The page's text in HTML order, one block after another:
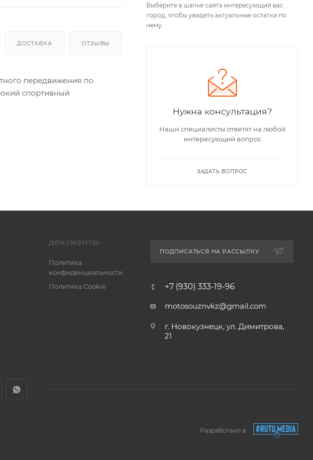
ДОСТАВКА ОТЗЫВЫ
передвижения по
спортивный
Выберите в шапке сайта интересующий вас
город, чтобы увидеть актуальные остатки по
нему.
Нужна консультация?
Наши специалисты ответят на любой
интересующий вопрос
ЗАДАТЬ ВОПРОС
ДОКУМЕНТЫ
Политика
конфиденциальности
Политика Cookie
ПОДПИСАТЬСЯ НА РАССЫЛКУ
+7 (930) 333-19-96
motosouznvkz@gmail.com
г. Новокузнецк, ул. Димитрова,
21
Разработано в